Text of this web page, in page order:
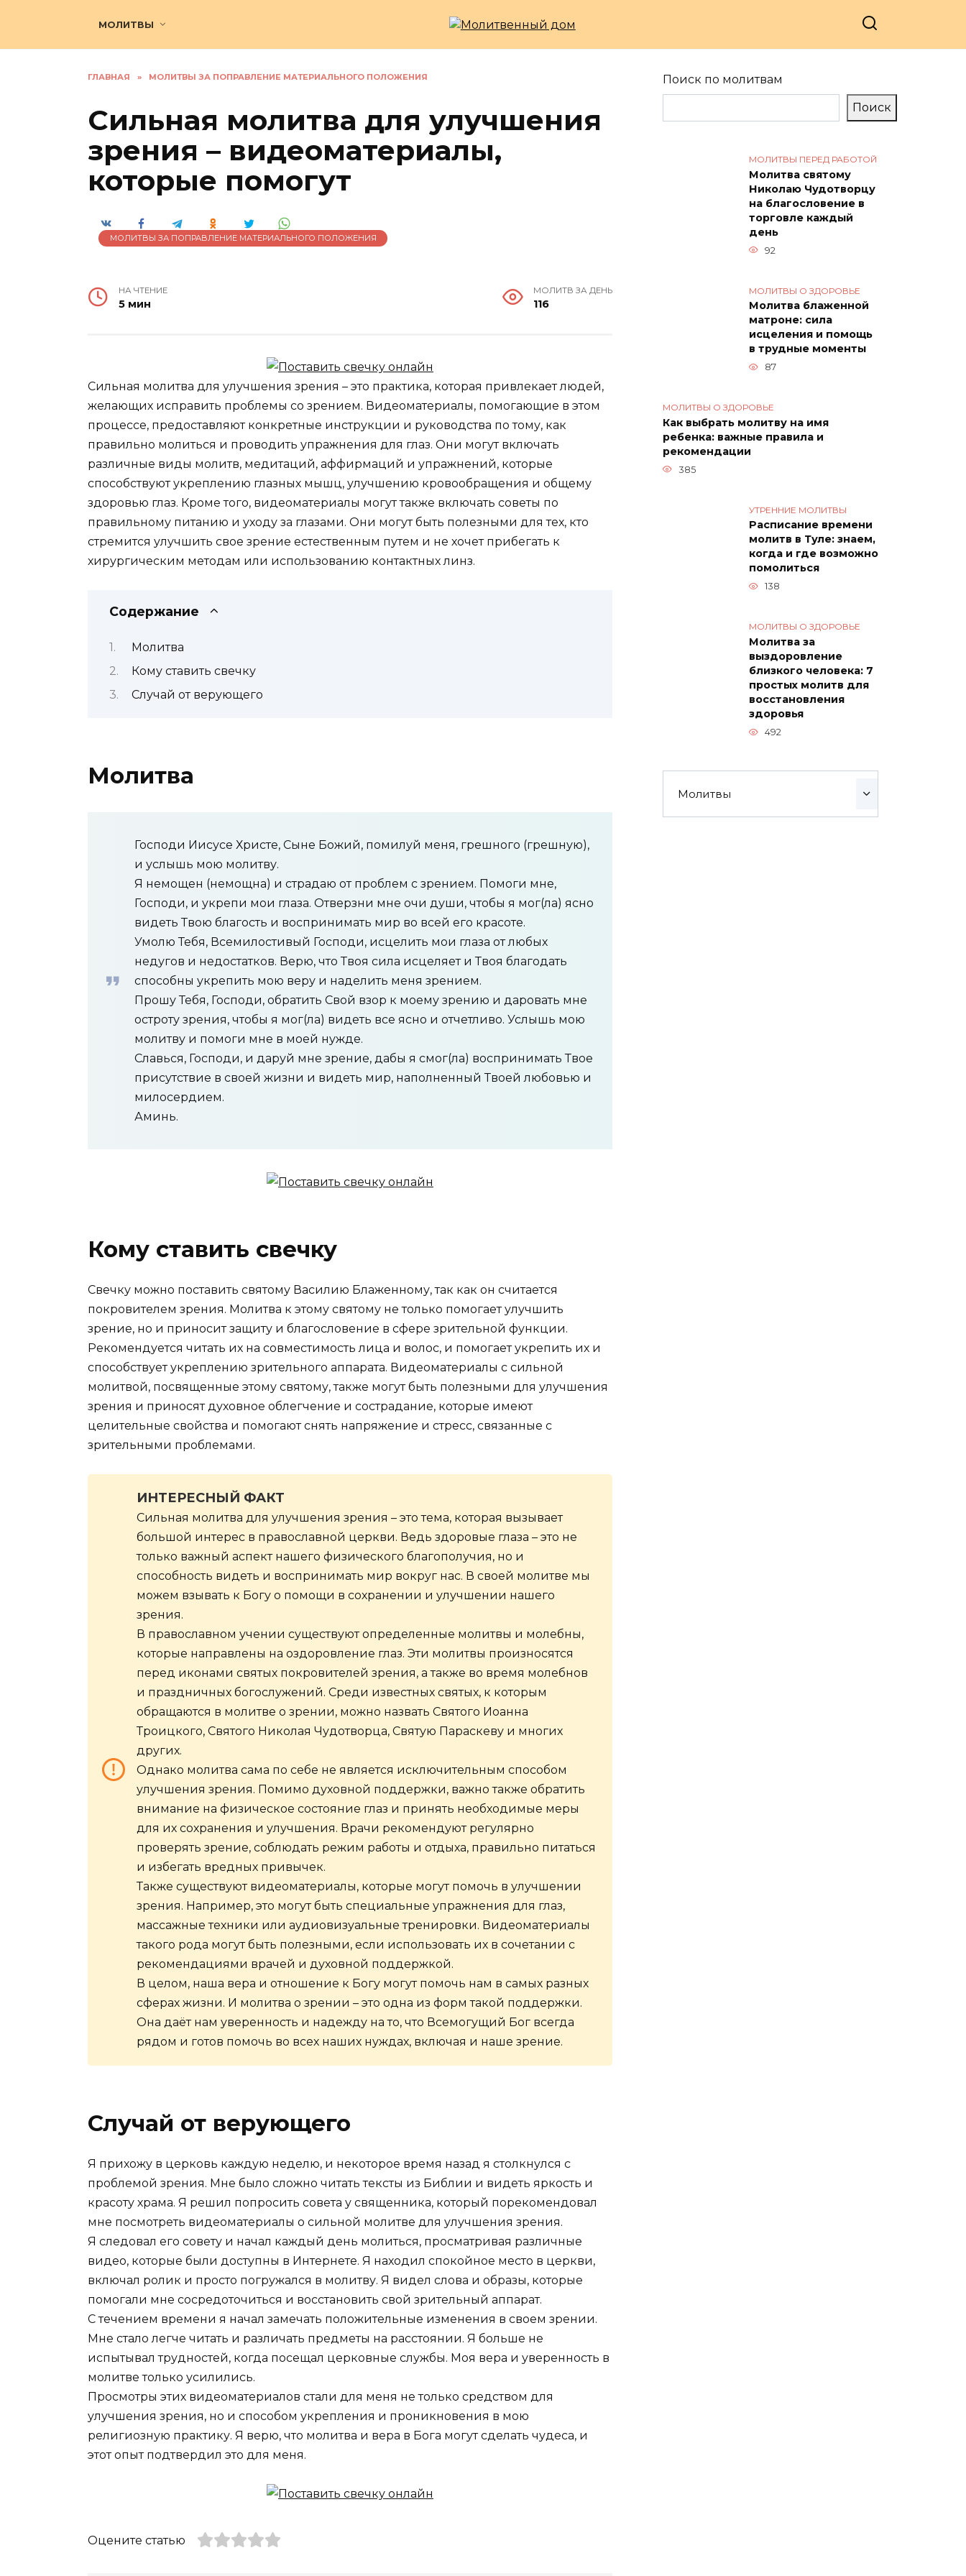
МОЛИТВЫ
ГЛАВНАЯ » МОЛИТВЫ ЗА ПОПРАВЛЕНИЕ МАТЕРИАЛЬНОГО ПОЛОЖЕНИЯ
Сильная молитва для улучшения
зрения – видеоматериалы,
которые помогут
МОЛИТВЫ ЗА ПОПРАВЛЕНИЕ МАТЕРИАЛЬНОГО ПОЛОЖЕНИЯ
НА ЧТЕНИЕ
5 мин
МОЛИТВ ЗА ДЕНЬ
116
Сильная молитва для улучшения зрения – это практика, которая привлекает людей,
желающих исправить проблемы со зрением. Видеоматериалы, помогающие в этом
процессе, предоставляют конкретные инструкции и руководства по тому, как
правильно молиться и проводить упражнения для глаз. Они могут включать
различные виды молитв, медитаций, аффирмаций и упражнений, которые
способствуют укреплению глазных мышц, улучшению кровообращения и общему
здоровью глаз. Кроме того, видеоматериалы могут также включать советы по
правильному питанию и уходу за глазами. Они могут быть полезными для тех, кто
стремится улучшить свое зрение естественным путем и не хочет прибегать к
хирургическим методам или использованию контактных линз.
Содержание
Молитва
Кому ставить свечку
Случай от верующего
Молитва
Господи Иисусе Христе, Сыне Божий, помилуй меня, грешного (грешную),
и услышь мою молитву.
Я немощен (немощна) и страдаю от проблем с зрением. Помоги мне,
Господи, и укрепи мои глаза. Отверзни мне очи души, чтобы я мог(ла) ясно
видеть Твою благость и воспринимать мир во всей его красоте.
Умолю Тебя, Всемилостивый Господи, исцелить мои глаза от любых
недугов и недостатков. Верю, что Твоя сила исцеляет и Твоя благодать
способны укрепить мою веру и наделить меня зрением.
Прошу Тебя, Господи, обратить Свой взор к моему зрению и даровать мне
остроту зрения, чтобы я мог(ла) видеть все ясно и отчетливо. Услышь мою
молитву и помоги мне в моей нужде.
Славься, Господи, и даруй мне зрение, дабы я смог(ла) воспринимать Твое
присутствие в своей жизни и видеть мир, наполненный Твоей любовью и
милосердием.
Аминь.
Кому ставить свечку
Свечку можно поставить святому Василию Блаженному, так как он считается
покровителем зрения. Молитва к этому святому не только помогает улучшить
зрение, но и приносит защиту и благословение в сфере зрительной функции.
Рекомендуется читать их на совместимость лица и волос, и помогает укрепить их и
способствует укреплению зрительного аппарата. Видеоматериалы с сильной
молитвой, посвященные этому святому, также могут быть полезными для улучшения
зрения и приносят духовное облегчение и сострадание, которые имеют
целительные свойства и помогают снять напряжение и стресс, связанные с
зрительными проблемами.
ИНТЕРЕСНЫЙ ФАКТ
Сильная молитва для улучшения зрения – это тема, которая вызывает
большой интерес в православной церкви. Ведь здоровые глаза – это не
только важный аспект нашего физического благополучия, но и
способность видеть и воспринимать мир вокруг нас. В своей молитве мы
можем взывать к Богу о помощи в сохранении и улучшении нашего
зрения.
В православном учении существуют определенные молитвы и молебны,
которые направлены на оздоровление глаз. Эти молитвы произносятся
перед иконами святых покровителей зрения, а также во время молебнов
и праздничных богослужений. Среди известных святых, к которым
обращаются в молитве о зрении, можно назвать Святого Иоанна
Троицкого, Святого Николая Чудотворца, Святую Параскеву и многих
других.
Однако молитва сама по себе не является исключительным способом
улучшения зрения. Помимо духовной поддержки, важно также обратить
внимание на физическое состояние глаз и принять необходимые меры
для их сохранения и улучшения. Врачи рекомендуют регулярно
проверять зрение, соблюдать режим работы и отдыха, правильно питаться
и избегать вредных привычек.
Также существуют видеоматериалы, которые могут помочь в улучшении
зрения. Например, это могут быть специальные упражнения для глаз,
массажные техники или аудиовизуальные тренировки. Видеоматериалы
такого рода могут быть полезными, если использовать их в сочетании с
рекомендациями врачей и духовной поддержкой.
В целом, наша вера и отношение к Богу могут помочь нам в самых разных
сферах жизни. И молитва о зрении – это одна из форм такой поддержки.
Она даёт нам уверенность и надежду на то, что Всемогущий Бог всегда
рядом и готов помочь во всех наших нуждах, включая и наше зрение.
Случай от верующего
Я прихожу в церковь каждую неделю, и некоторое время назад я столкнулся с
проблемой зрения. Мне было сложно читать тексты из Библии и видеть яркость и
красоту храма. Я решил попросить совета у священника, который порекомендовал
мне посмотреть видеоматериалы о сильной молитве для улучшения зрения.
Я следовал его совету и начал каждый день молиться, просматривая различные
видео, которые были доступны в Интернете. Я находил спокойное место в церкви,
включал ролик и просто погружался в молитву. Я видел слова и образы, которые
помогали мне сосредоточиться и восстановить свой зрительный аппарат.
С течением времени я начал замечать положительные изменения в своем зрении.
Мне стало легче читать и различать предметы на расстоянии. Я больше не
испытывал трудностей, когда посещал церковные службы. Моя вера и уверенность в
молитве только усилились.
Просмотры этих видеоматериалов стали для меня не только средством для
улучшения зрения, но и способом укрепления и проникновения в мою
религиозную практику. Я верю, что молитва и вера в Бога могут сделать чудеса, и
этот опыт подтвердил это для меня.
Оцените статью
Поиск по молитвам
Поиск
МОЛИТВЫ ПЕРЕД РАБОТОЙ
Молитва святому
Николаю Чудотворцу
на благословение в
торговле каждый
день
92
МОЛИТВЫ О ЗДОРОВЬЕ
Молитва блаженной
матроне: сила
исцеления и помощь
в трудные моменты
87
МОЛИТВЫ О ЗДОРОВЬЕ
Как выбрать молитву на имя
ребенка: важные правила и
рекомендации
385
УТРЕННИЕ МОЛИТВЫ
Расписание времени
молитв в Туле: знаем,
когда и где возможно
помолиться
138
МОЛИТВЫ О ЗДОРОВЬЕ
Молитва за
выздоровление
близкого человека: 7
простых молитв для
восстановления
здоровья
492
Молитвы